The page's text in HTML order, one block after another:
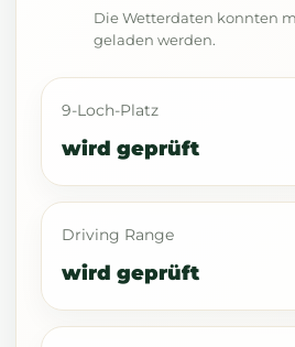
Die Wetterdaten konnten
geladen werden.
9-Loch-Platz
wird geprüft
Driving Range
wird geprüft